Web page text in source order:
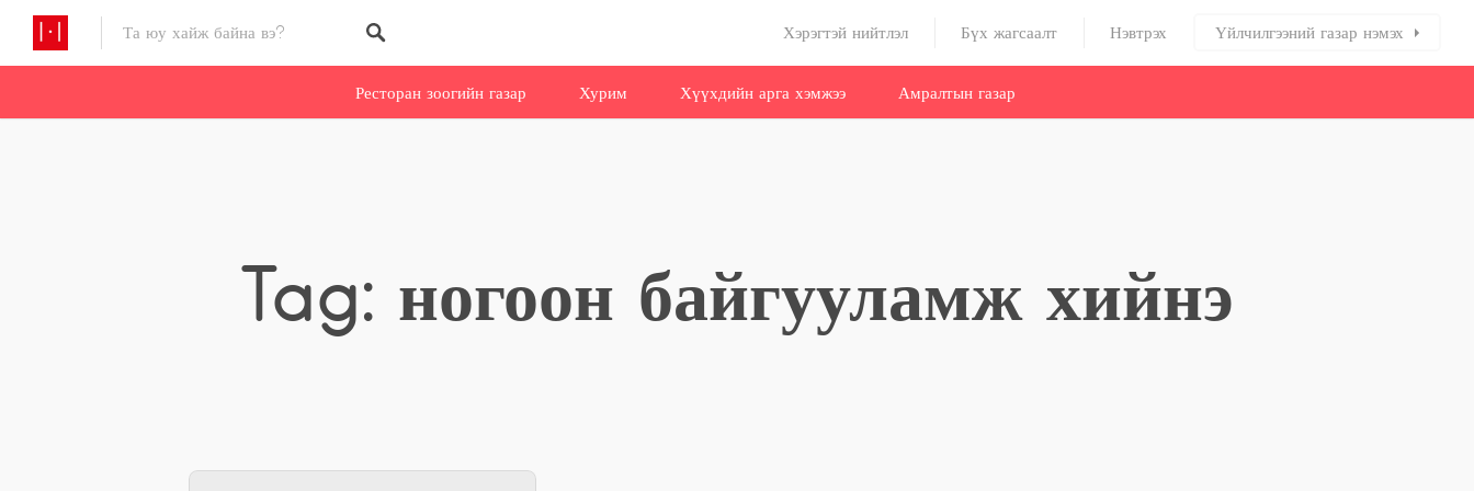
Хэрэгтэй нийтлэл Бүх жагсаалт Нэвтрэх Үйлчилгээний газар нэмэх
Ресторан зоогийн газар Хурим Хүүхдийн арга хэмжээ Амралтын газар
Tag: ногоон байгууламж хийнэ